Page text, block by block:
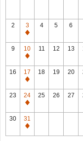
2
3
休
館
日
4 5 6
9
10
休
館
日
11 12 13
16
17
休
館
日
18 19 20
23
24
休
館
日
25 26 27
30
31
休